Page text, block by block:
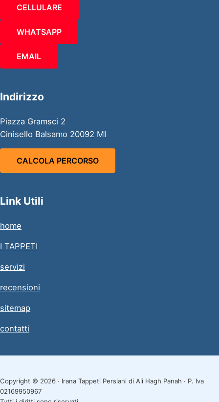
CELLULARE
WHATSAPP
EMAIL
Indirizzo
Piazza Gramsci 2
Cinisello Balsamo 20092 MI
CALCOLA PERCORSO
Link Utili
home
I TAPPETI
servizi
recensioni
sitemap
contatti
Copyright © 2026 · Irana Tappeti Persiani di Ali Hagh Panah · P. Iva
02169950967